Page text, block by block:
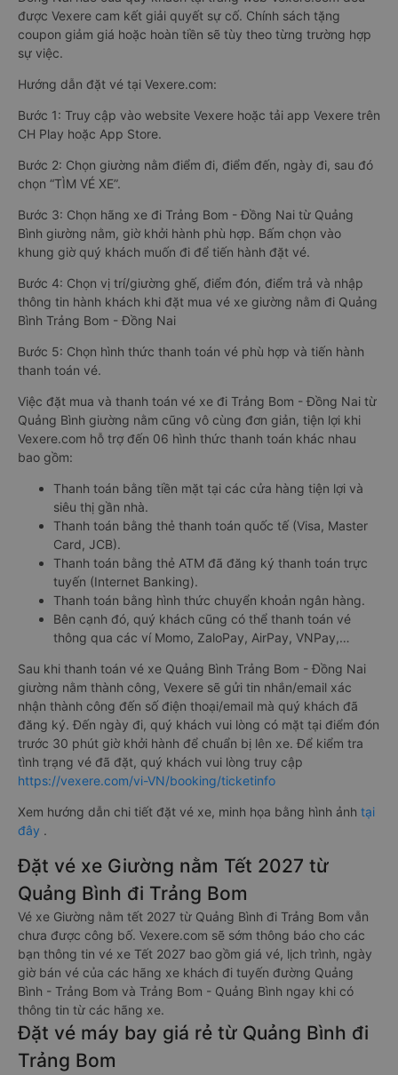
được Vexere cam kết giải quyết sự cố. Chính sách tặng
coupon giảm giá hoặc hoàn tiền sẽ tùy theo từng trường hợp
sự việc.
Hướng dẫn đặt vé tại Vexere.com:
Bước 1: Truy cập vào website Vexere hoặc tải app Vexere trên
CH Play hoặc App Store.
Bước 2: Chọn giường nằm điểm đi, điểm đến, ngày đi, sau đó
chọn “TÌM VÉ XE”.
Bước 3: Chọn hãng xe đi Trảng Bom - Đồng Nai từ Quảng
Bình giường nằm, giờ khởi hành phù hợp. Bấm chọn vào
khung giờ quý khách muốn đi để tiến hành đặt vé.
Bước 4: Chọn vị trí/giường ghế, điểm đón, điểm trả và nhập
thông tin hành khách khi đặt mua vé xe giường nằm đi Quảng
Bình Trảng Bom - Đồng Nai
Bước 5: Chọn hình thức thanh toán vé phù hợp và tiến hành
thanh toán vé.
Việc đặt mua và thanh toán vé xe đi Trảng Bom - Đồng Nai từ
Quảng Bình giường nằm cũng vô cùng đơn giản, tiện lợi khi
Vexere.com hỗ trợ đến 06 hình thức thanh toán khác nhau
bao gồm:
Thanh toán bằng tiền mặt tại các cửa hàng tiện lợi và
siêu thị gần nhà.
Thanh toán bằng thẻ thanh toán quốc tế (Visa, Master
Card, JCB).
Thanh toán bằng thẻ ATM đã đăng ký thanh toán trực
tuyến (Internet Banking).
Thanh toán bằng hình thức chuyển khoản ngân hàng.
Bên cạnh đó, quý khách cũng có thể thanh toán vé
thông qua các ví Momo, ZaloPay, AirPay, VNPay,…
Sau khi thanh toán vé xe Quảng Bình Trảng Bom - Đồng Nai
giường nằm thành công, Vexere sẽ gửi tin nhắn/email xác
nhận thành công đến số điện thoại/email mà quý khách đã
đăng ký. Đến ngày đi, quý khách vui lòng có mặt tại điểm đón
trước 30 phút giờ khởi hành để chuẩn bị lên xe. Để kiểm tra
tình trạng vé đã đặt, quý khách vui lòng truy cập
https://vexere.com/vi-VN/booking/ticketinfo
Xem hướng dẫn chi tiết đặt vé xe, minh họa bằng hình ảnh tại
đây .
Đặt vé xe Giường nằm Tết 2027 từ
Quảng Bình đi Trảng Bom
Vé xe Giường nằm tết 2027 từ Quảng Bình đi Trảng Bom vẫn
chưa được công bố. Vexere.com sẽ sớm thông báo cho các
bạn thông tin vé xe Tết 2027 bao gồm giá vé, lịch trình, ngày
giờ bán vé của các hãng xe khách đi tuyến đường Quảng
Bình - Trảng Bom và Trảng Bom - Quảng Bình ngay khi có
thông tin từ các hãng xe.
Đặt vé máy bay giá rẻ từ Quảng Bình đi
Trảng Bom